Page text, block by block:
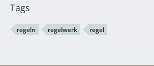
Tags
regeln regelwerk regel